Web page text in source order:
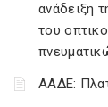
ανάδειξη
του
ΑΑΔΕ: